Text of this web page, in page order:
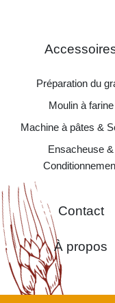
Préparation du
Moulin à farine
Machine à pâtes &
Ensacheuse &
Contact
À propos